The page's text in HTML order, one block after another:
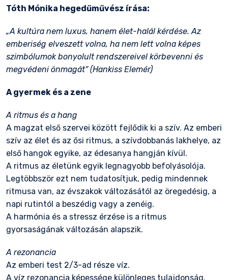
Tóth Mónika hegedűművész írása:
„A kultúra nem luxus, hanem élet-halál kérdése. Az
emberiség elveszett volna, ha nem lett volna képes
szimbólumok bonyolult rendszereivel körbevenni és
megvédeni önmagát“ (Hankiss Elemér)
A gyermek és a zene
A ritmus és a hang
A magzat első szervei között fejlődik ki a szív. Az emberi
szív az élet és az ősi ritmus, a szívdobbanás lakhelye, az
első hangok egyike, az édesanya hangján kívül.
A ritmus az életünk egyik legnagyobb befolyásolója.
Legtöbbször ezt nem tudatosítjuk, pedig mindennek
ritmusa van, az évszakok változásától az öregedésig, a
napi rutintól a beszédig vagy a zenéig.
A harmónia és a stressz érzése is a ritmus
gyorsaságának változásán alapszik.
A rezonancia
Az emberi test 2/3-ad része víz.
A víz rezonancia képessége különleges tulajdonság.